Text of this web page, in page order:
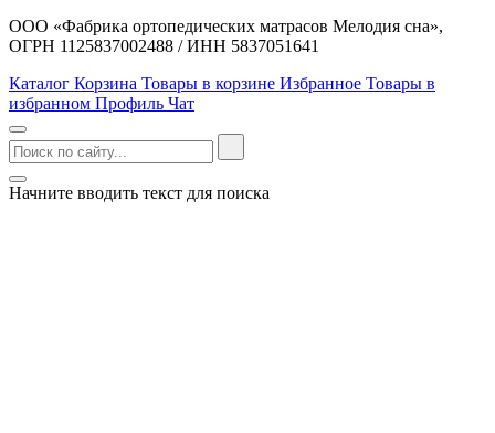
ООО «Фабрика ортопедических матрасов Мелодия сна»,
ОГРН 1125837002488 / ИНН 5837051641
Каталог Корзина Товары в корзине Избранное Товары в
избранном Профиль Чат
Начните вводить текст для поиска